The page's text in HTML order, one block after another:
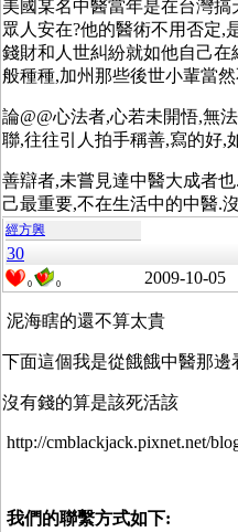
美國某名中醫當年是在台灣
眾人安在?他的醫術不用否定,
錢財和人世糾紛就如他自己
般種種,加州那些後世小輩當
論@@心法者,心若未開悟,無
聯,往往引人拍手稱善,寫的好,
善辯者,未嘗見達中醫大成者
己最重要,不在生活中的中醫.
經方興
30
0 0 2009-10-05
泥海瞎的還不算太貴
下面這個我是從餓餓中醫那邊
沒有錢的算是該死活該
http://cmblackjack.pixnet.net/
我們的聯繫方式如下: